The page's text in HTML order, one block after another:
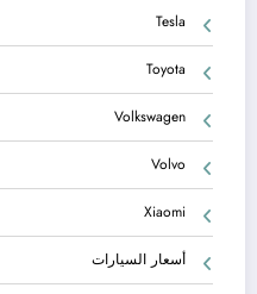
Tesla
Toyota
Volkswagen
Volvo
Xiaomi
أسعار السيارات